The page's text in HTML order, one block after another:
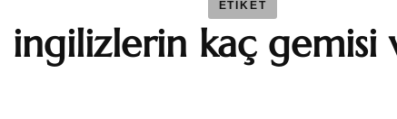
ETIKET
ingilizlerin kaç gemisi